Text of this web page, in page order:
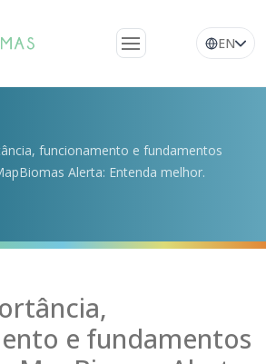
Plataforma
EN
funcionamento e fundamentos
Alerta: Entenda melhor.
e fundamentos